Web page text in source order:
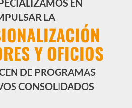
EN
LA
Y OFICIOS
DE PROGRAMAS
CONSOLIDADOS